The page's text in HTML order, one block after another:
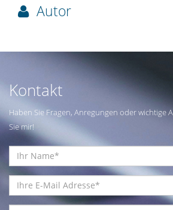
Autor
Kontakt
Haben Sie Fragen, Anregungen oder wichtige
Sie mir!